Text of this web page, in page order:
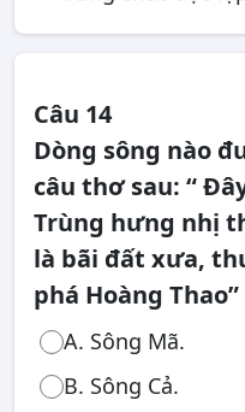
Câu 14
Dòng sông nào
câu thơ sau: “
Trùng hưng nhị
là bãi đất xưa,
phá Hoàng Thao”
A. Sông Mã.
B. Sông Cả.